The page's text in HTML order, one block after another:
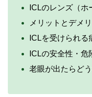
ICLのレンズ（
メリットとデメ
ICLを受けられる
ICLの安全性・危
老眼が出たらど